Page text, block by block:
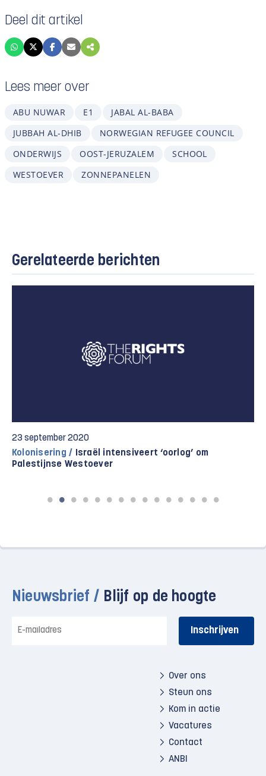
Deel dit artikel
Lees meer over
ABU NUWAR E1
JABAL AL-BABA
JUBBAH AL-DHIB
NORWEGIAN REFUGEE COUNCIL
ONDERWIJS
OOST-JERUZALEM
SCHOOL
WESTOEVER
ZONNEPANELEN
Gerelateerde berichten
23 september 2020
Kolonisering / Israël intensiveert ‘oorlog’ om
Palestijnse Westoever
Nieuwsbrief / Blijf op de hoogte
mailadres
Over ons
Steun ons
Kom in actie
Vacatures
Contact
ANBI